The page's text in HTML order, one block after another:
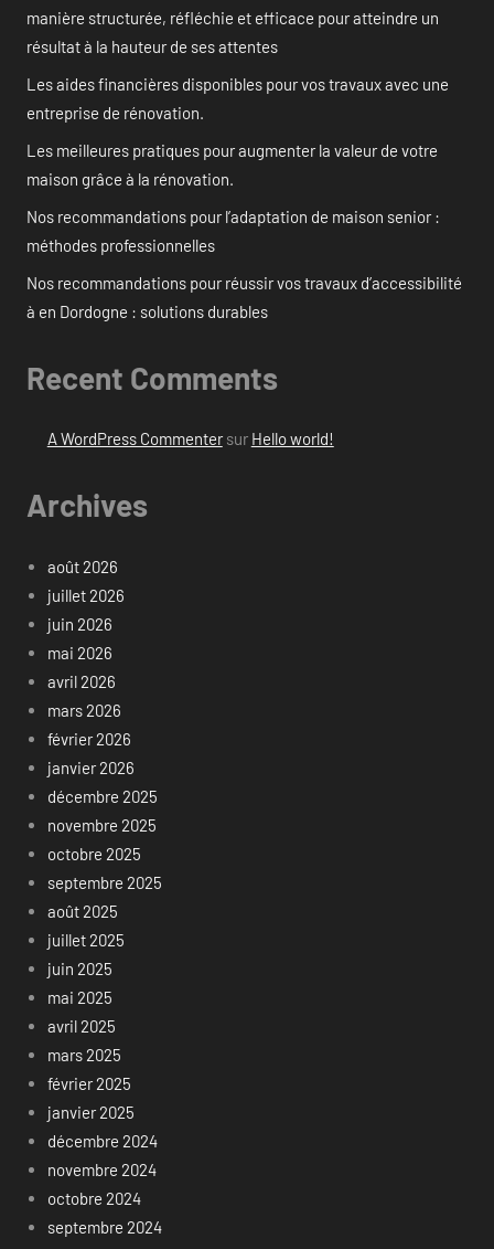
manière structurée, réfléchie et efficace pour atteindre un
résultat à la hauteur de ses attentes
Les aides financières disponibles pour vos travaux avec une
entreprise de rénovation.
Les meilleures pratiques pour augmenter la valeur de votre
maison grâce à la rénovation.
Nos recommandations pour l’adaptation de maison senior :
méthodes professionnelles
Nos recommandations pour réussir vos travaux d’accessibilité
à en Dordogne : solutions durables
Recent Comments
A WordPress Commentersur Hello world!
Archives
août 2026
juillet 2026
juin 2026
mai 2026
avril 2026
mars 2026
février 2026
janvier 2026
décembre 2025
novembre 2025
octobre 2025
septembre 2025
août 2025
juillet 2025
juin 2025
mai 2025
avril 2025
mars 2025
février 2025
janvier 2025
décembre 2024
novembre 2024
octobre 2024
septembre 2024